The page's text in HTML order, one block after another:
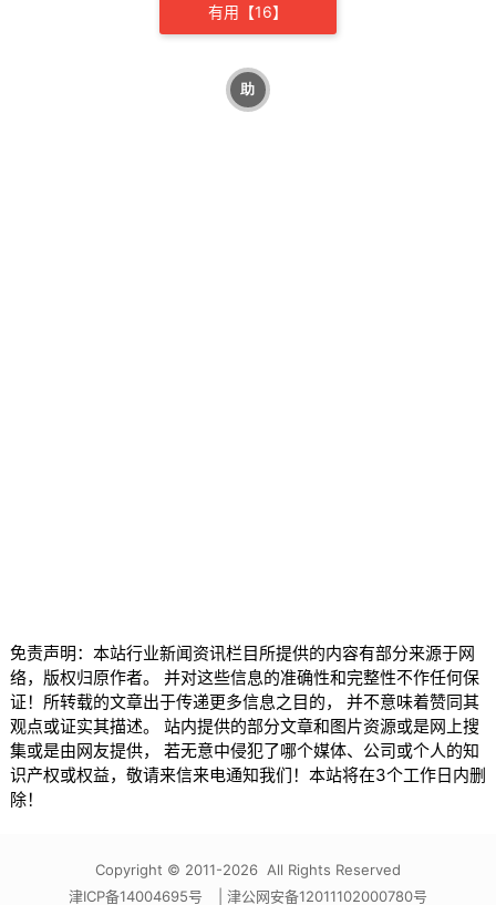
有用【16】
助
免责声明：本站行业新闻资讯栏目所提供的内容有部分来源于网
络，版权归原作者。 并对这些信息的准确性和完整性不作任何保
证！所转载的文章出于传递更多信息之目的， 并不意味着赞同其
观点或证实其描述。 站内提供的部分文章和图片资源或是网上搜
集或是由网友提供， 若无意中侵犯了哪个媒体、公司或个人的知
识产权或权益，敬请来信来电通知我们！本站将在3个工作日内删
除！
Copyright © 2011-2026 All Rights Reserved
津ICP备14004695号
| 津公网安备12011102000780号